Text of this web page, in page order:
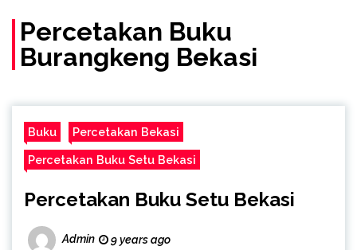
Percetakan Buku
Burangkeng Bekasi
Buku Percetakan Bekasi
Percetakan Buku Setu Bekasi
Percetakan Buku Setu Bekasi
Admin 9 years ago